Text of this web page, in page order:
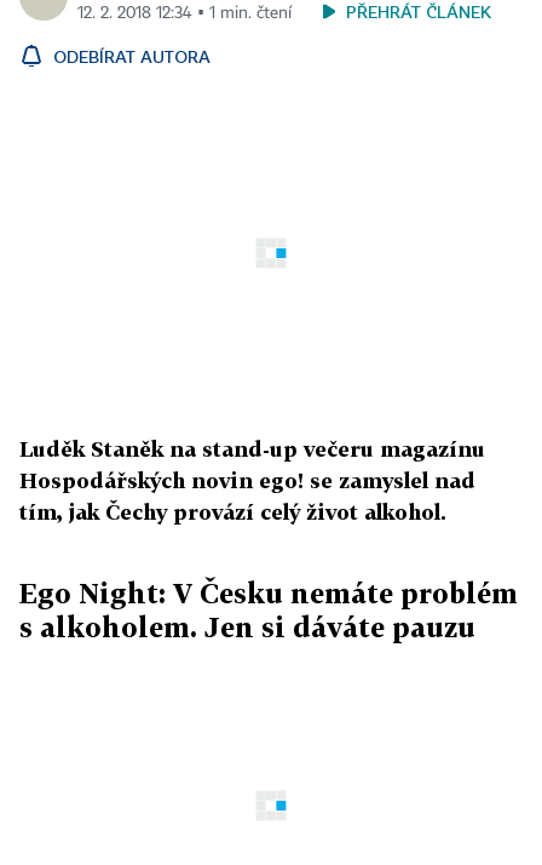
12. 2. 2018 12:34 ▪ 1 min. čtení PŘEHRÁT ČLÁNEK
ODEBÍRAT AUTORA
Luděk Staněk na stand-up večeru magazínu
Hospodářských novin ego! se zamyslel nad
tím, jak Čechy provází celý život alkohol.
Ego Night: V Česku nemáte problém
s alkoholem. Jen si dáváte pauzu